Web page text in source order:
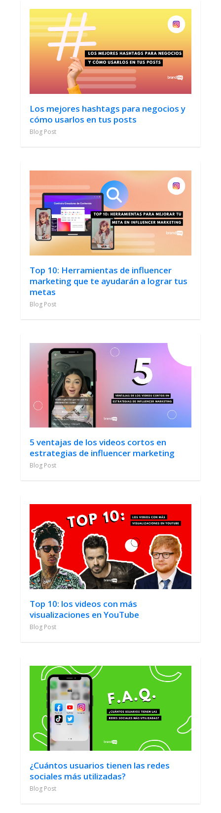
Los mejores hashtags para negocios y
cómo usarlos en tus posts
Blog Post
Top 10: Herramientas de influencer
marketing que te ayudarán a lograr tus
metas
Blog Post
5 ventajas de los videos cortos en
estrategias de influencer marketing
Blog Post
Top 10: los videos con más
visualizaciones en YouTube
Blog Post
¿Cuántos usuarios tienen las redes
sociales más utilizadas?
Blog Post